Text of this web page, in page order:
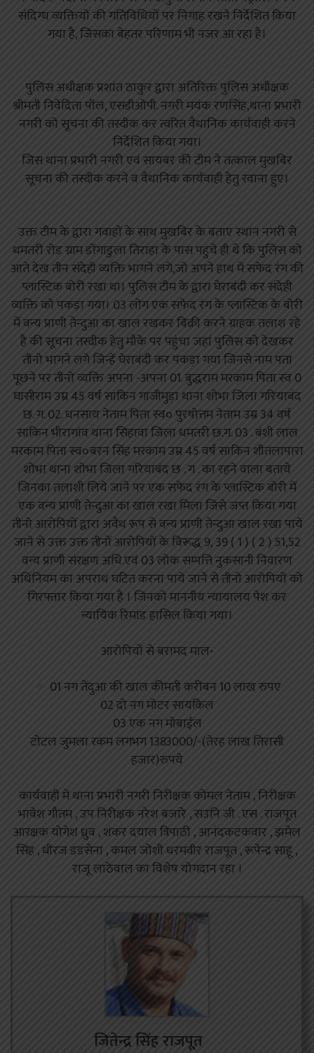
संदिग्ध व्यक्तियों की गतिविधियों पर निगाह रखने निर्देशित किया
गया है, जिसका बेहतर परिणाम भी नजर आ रहा है।
पुलिस अधीक्षक प्रशांत ठाकुर द्वारा अतिरिक्त पुलिस अधीक्षक
श्रीमती निवेदिता पॉल, एसडीओपी. नगरी मयंक रणसिंह,थाना प्रभारी
नगरी को सूचना की तस्दीक कर त्वरित वैधानिक कार्यवाही करने
निर्देशित किया गया।
जिस थाना प्रभारी नगरी एवं सायबर की टीम ने तत्काल मुखबिर
सूचना की तस्दीक करने व वैधानिक कार्यवाही हेतु रवाना हुए।
उक्त टीम के द्वारा गवाहों के साथ मुखबिर के बताए स्थान नगरी से
धमतरी रोड ग्राम डोंगाडुला तिराहा के पास पहुंचे ही थे कि पुलिस को
आते देख तीन संदेही व्यक्ति भागने लगे,जो अपने हाथ में सफेद रंग की
प्लास्टिक बोरी रखा था। पुलिस टीम के द्वारा घेराबंदी कर संदेही
व्यक्ति को पकड़ा गया। 03 लोग एक सफेद रंग के प्लास्टिक के बोरी
में वन्य प्राणी तेन्दुआ का खाल रखकर बिक्री करने ग्राहक तलाश रहे
है की सूचना तस्दीक हेतु मौके पर पहुंचा जहां पुलिस को देखकर
तीनो भागने लगे जिन्हें घेराबंदी कर पकड़ा गया जिनसे नाम पता
पूछने पर तीनों व्यक्ति अपना -अपना 01. बुद्धराम मरकाम पिता स्व 0
घासीराम उम्र 45 वर्ष साकिन गाजीमुड़ा थाना शोभा जिला गरियाबंद
छ. ग. 02. धनसाय नेताम पिता स्व० पुरषोत्तम नेताम उम्र 34 वर्ष
साकिन भीरागांव थाना सिहावा जिला धमतरी छ.ग. 03 . बंशी लाल
मरकाम पिता स्व०बरन सिंह मरकाम उम्र 45 वर्ष साकिन शीतलापारा
शोभा थाना शोभा जिला गरियाबंद छ . ग . का रहने वाला बताये
जिनका तलाशी लिये जाने पर एक सफेद रंग के प्लास्टिक बोरी में
एक वन्य प्राणी तेन्दुआ का खाल रखा मिला जिसे जप्त किया गया
तीनो आरोपियों द्वारा अवैध रूप से वन्य प्राणी तेन्दुआ खाल रखा पाये
जाने से उक्त उक्त तीनों आरोपियों के विरूद्ध 9, 39 ( 1 ) ( 2 ) 51,52
वन्य प्राणी संरक्षण अधि.एवं 03 लोक सम्पत्ति नुकसानी निवारण
अधिनियम का अपराध घटित करना पाये जाने से तीनो आरोपियों को
गिरफ्तार किया गया है । जिनको माननीय न्यायालय पेश कर
न्यायिक रिमांड हासिल किया गया।
आरोपियों से बरामद माल-
01 नग तेंदुआ की खाल कीमती करीबन 10 लाख रुपए
02 दो नग मोटर सायकिल
03 एक नग मोबाईल
टोटल जुमला रकम लगभग 1383000/-(तेरह लाख तिरासी
हजार)रुपये
कार्यवाही में थाना प्रभारी नगरी निरीक्षक कोमल नेताम , निरीक्षक
भावेश गौतम , उप निरीक्षक नरेश बजारे , सउनि जी . एस . राजपूत
आरक्षक योगेश ध्रुव , शंकर दयाल त्रिपाठी , आनंदकटकवार , झमेल
सिंह , धीरज डडसेना , कमल जोशी धरमवीर राजपूत , रूपेन्द्र साहू ,
राजू लाठेवाल का विशेष योगदान रहा ।
जितेन्द्र सिंह राजपूत